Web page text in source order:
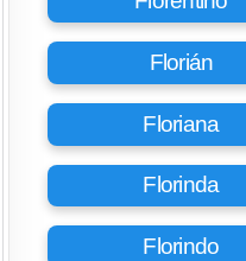
Florián
Floriana
Florinda
Florindo